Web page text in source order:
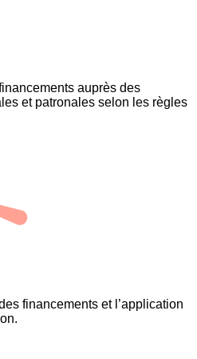
auprès des
et patronales selon les règles
financements et l’application